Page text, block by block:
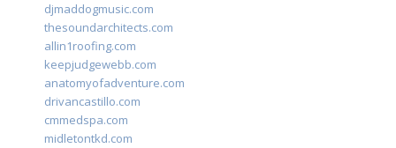
djmaddogmusic.com
thesoundarchitects.com
allin1roofing.com
keepjudgewebb.com
anatomyofadventure.com
drivancastillo.com
cmmedspa.com
midletontkd.com